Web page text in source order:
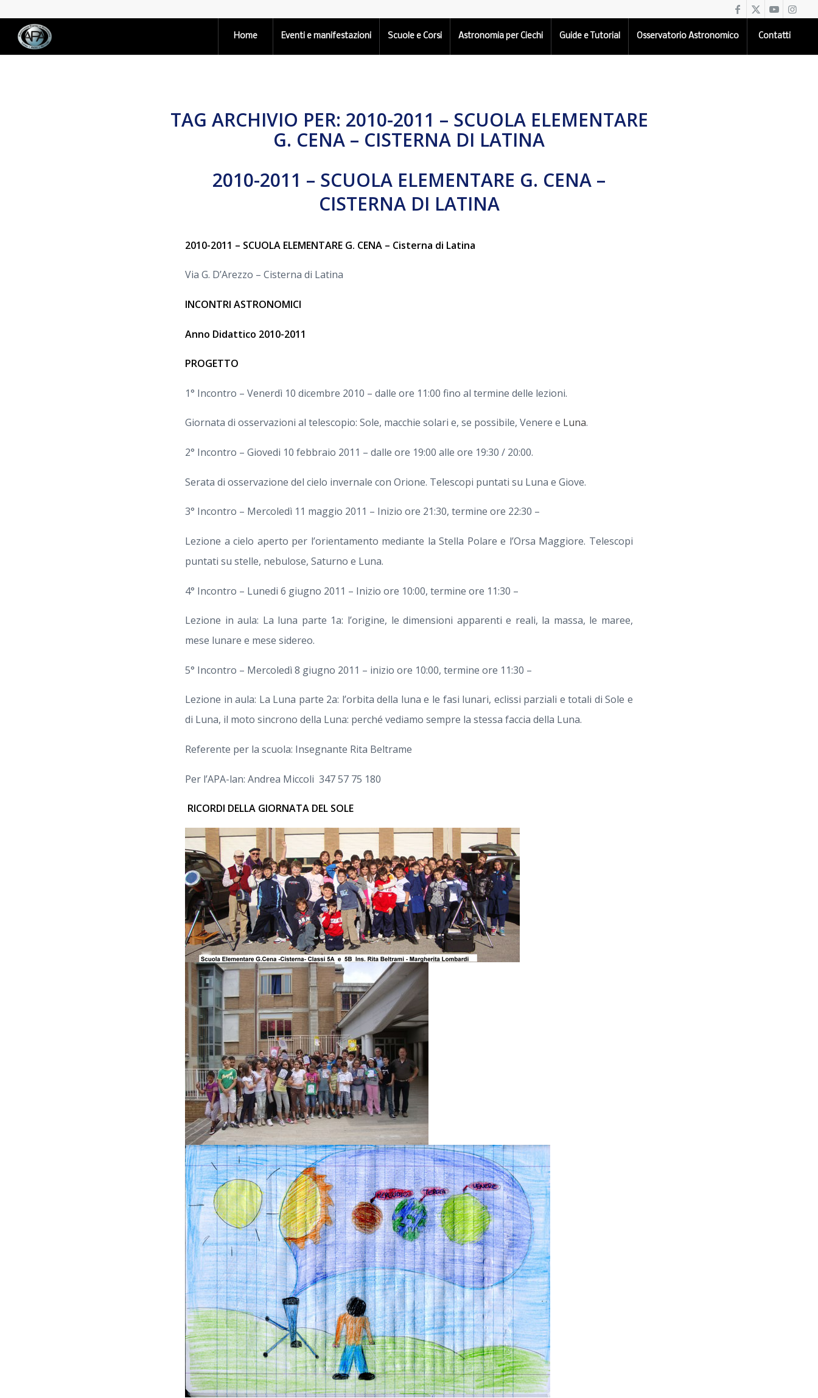
Home Eventi e manifestazioni Scuole e Corsi Astronomia per Ciechi Guide e Tutorial Osservatorio Astronomico Contatti
TAG ARCHIVIO PER: 2010-2011 – SCUOLA ELEMENTARE
G. CENA – CISTERNA DI LATINA
2010-2011 – SCUOLA ELEMENTARE G. CENA –
CISTERNA DI LATINA
2010-2011 – SCUOLA ELEMENTARE G. CENA – Cisterna di Latina
Via G. D’Arezzo – Cisterna di Latina
INCONTRI ASTRONOMICI
Anno Didattico 2010-2011
PROGETTO
1° Incontro – Venerdì 10 dicembre 2010 – dalle ore 11:00 fino al termine delle lezioni.
Giornata di osservazioni al telescopio: Sole, macchie solari e, se possibile, Venere e Luna.
2° Incontro – Giovedi 10 febbraio 2011 – dalle ore 19:00 alle ore 19:30 / 20:00.
Serata di osservazione del cielo invernale con Orione. Telescopi puntati su Luna e Giove.
3° Incontro – Mercoledì 11 maggio 2011 – Inizio ore 21:30, termine ore 22:30 –
Lezione a cielo aperto per l’orientamento mediante la Stella Polare e l’Orsa Maggiore. Telescopi
puntati su stelle, nebulose, Saturno e Luna.
4° Incontro – Lunedi 6 giugno 2011 – Inizio ore 10:00, termine ore 11:30 –
Lezione in aula: La luna parte 1a: l’origine, le dimensioni apparenti e reali, la massa, le maree,
mese lunare e mese sidereo.
5° Incontro – Mercoledì 8 giugno 2011 – inizio ore 10:00, termine ore 11:30 –
Lezione in aula: La Luna parte 2a: l’orbita della luna e le fasi lunari, eclissi parziali e totali di Sole e
di Luna, il moto sincrono della Luna: perché vediamo sempre la stessa faccia della Luna.
Referente per la scuola: Insegnante Rita Beltrame
Per l’APA-lan: Andrea Miccoli 347 57 75 180
RICORDI DELLA GIORNATA DEL SOLE